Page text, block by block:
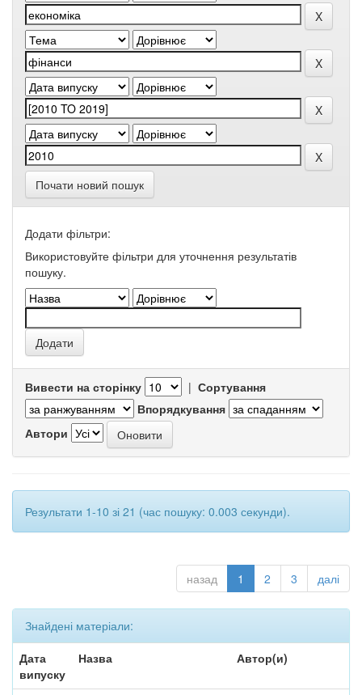
Почати новий пошук
Додати фільтри:
Використовуйте фільтри для уточнення результатів
пошуку.
Вивести на сторінку | Сортування
Впорядкування
Автори
Результати 1-10 зі 21 (час пошуку: 0.003 секунди).
назад 1 2 3 далі
Знайдені матеріали:
Дата
випуску
Назва Автор(и)